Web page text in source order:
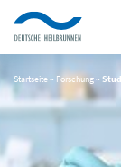
Startseite~ Forschung~